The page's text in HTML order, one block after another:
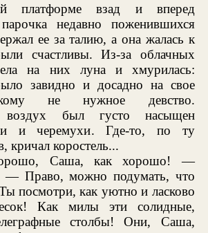
платформе взад и вперед
парочка недавно поженившихся
ее за талию, а она жалась к
счастливы. Из-за облачных
на них луна и хмурилась:
завидно и досадно на свое
не нужное девство.
воздух был густо насыщен
и черемухи. Где-то, по ту
кричал коростель...
Саша, как хорошо! —
— Право, можно подумать, что
посмотри, как уютно и ласково
Как милы эти солидные,
столбы! Они, Саша,